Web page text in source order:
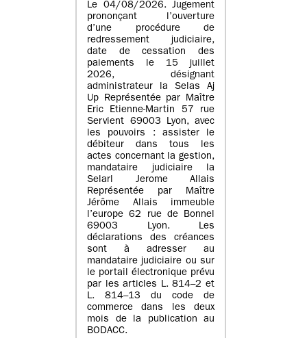
Le 04/08/2026. Jugement
prononçant l’ouverture
d’une procédure de
redressement judiciaire,
date de cessation des
paiements le 15 juillet
2026, désignant
administrateur la Selas Aj
Up Représentée par Maître
Eric Etienne-Martin 57 rue
Servient 69003 Lyon, avec
les pouvoirs : assister le
débiteur dans tous les
actes concernant la gestion,
mandataire judiciaire la
Selarl Jerome Allais
Représentée par Maître
Jérôme Allais immeuble
l’europe 62 rue de Bonnel
69003 Lyon. Les
déclarations des créances
sont à adresser au
mandataire judiciaire ou sur
le portail électronique prévu
par les articles L. 814–2 et
L. 814–13 du code de
commerce dans les deux
mois de la publication au
BODACC.